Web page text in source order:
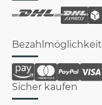
Bezahlmöglichkeit
Sicher kaufen